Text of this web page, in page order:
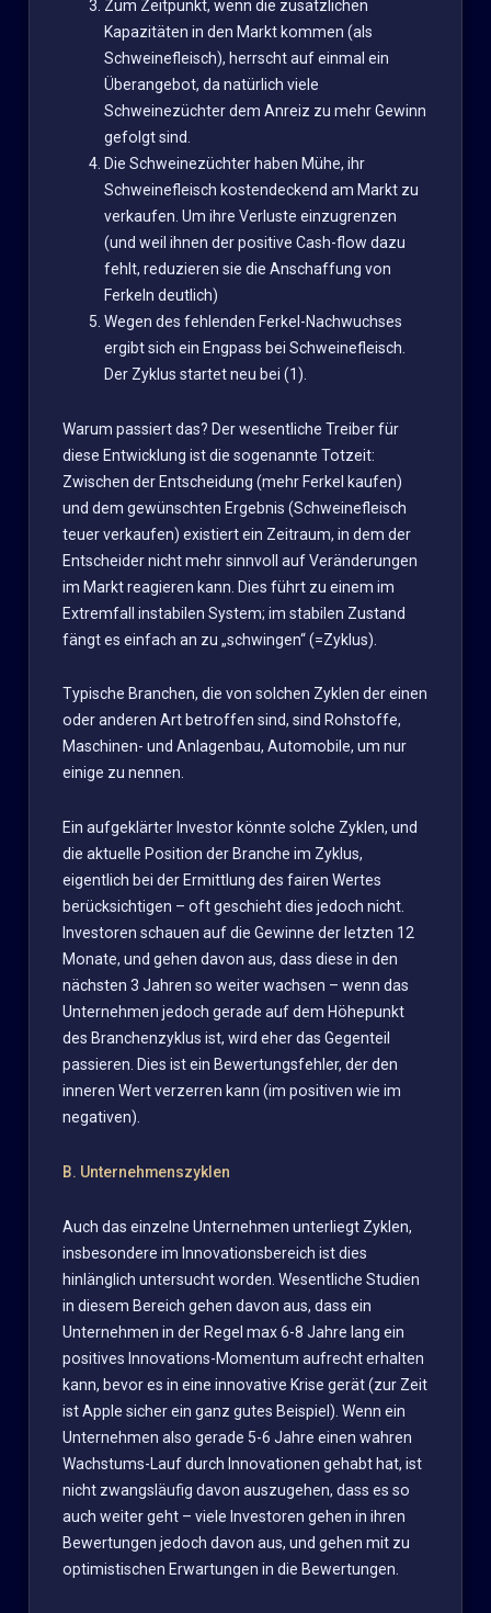
Zum Zeitpunkt, wenn die zusätzlichen
Kapazitäten in den Markt kommen (als
Schweinefleisch), herrscht auf einmal ein
Überangebot, da natürlich viele
Schweinezüchter dem Anreiz zu mehr Gewinn
gefolgt sind.
Die Schweinezüchter haben Mühe, ihr
Schweinefleisch kostendeckend am Markt zu
verkaufen. Um ihre Verluste einzugrenzen
(und weil ihnen der positive Cash-flow dazu
fehlt, reduzieren sie die Anschaffung von
Ferkeln deutlich)
Wegen des fehlenden Ferkel-Nachwuchses
ergibt sich ein Engpass bei Schweinefleisch.
Der Zyklus startet neu bei (1).
Warum passiert das? Der wesentliche Treiber für
diese Entwicklung ist die sogenannte Totzeit:
Zwischen der Entscheidung (mehr Ferkel kaufen)
und dem gewünschten Ergebnis (Schweinefleisch
teuer verkaufen) existiert ein Zeitraum, in dem der
Entscheider nicht mehr sinnvoll auf Veränderungen
im Markt reagieren kann. Dies führt zu einem im
Extremfall instabilen System; im stabilen Zustand
fängt es einfach an zu „schwingen“ (=Zyklus).
Typische Branchen, die von solchen Zyklen der einen
oder anderen Art betroffen sind, sind Rohstoffe,
Maschinen- und Anlagenbau, Automobile, um nur
einige zu nennen.
Ein aufgeklärter Investor könnte solche Zyklen, und
die aktuelle Position der Branche im Zyklus,
eigentlich bei der Ermittlung des fairen Wertes
berücksichtigen – oft geschieht dies jedoch nicht.
Investoren schauen auf die Gewinne der letzten 12
Monate, und gehen davon aus, dass diese in den
nächsten 3 Jahren so weiter wachsen – wenn das
Unternehmen jedoch gerade auf dem Höhepunkt
des Branchenzyklus ist, wird eher das Gegenteil
passieren. Dies ist ein Bewertungsfehler, der den
inneren Wert verzerren kann (im positiven wie im
negativen).
B. Unternehmenszyklen
Auch das einzelne Unternehmen unterliegt Zyklen,
insbesondere im Innovationsbereich ist dies
hinlänglich untersucht worden. Wesentliche Studien
in diesem Bereich gehen davon aus, dass ein
Unternehmen in der Regel max 6-8 Jahre lang ein
positives Innovations-Momentum aufrecht erhalten
kann, bevor es in eine innovative Krise gerät (zur Zeit
ist Apple sicher ein ganz gutes Beispiel). Wenn ein
Unternehmen also gerade 5-6 Jahre einen wahren
Wachstums-Lauf durch Innovationen gehabt hat, ist
nicht zwangsläufig davon auszugehen, dass es so
auch weiter geht – viele Investoren gehen in ihren
Bewertungen jedoch davon aus, und gehen mit zu
optimistischen Erwartungen in die Bewertungen.